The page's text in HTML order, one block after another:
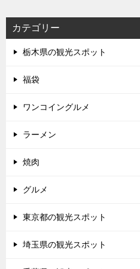
カテゴリー
栃木県の観光スポット
福袋
ワンコイングルメ
ラーメン
焼肉
グルメ
東京都の観光スポット
埼玉県の観光スポット